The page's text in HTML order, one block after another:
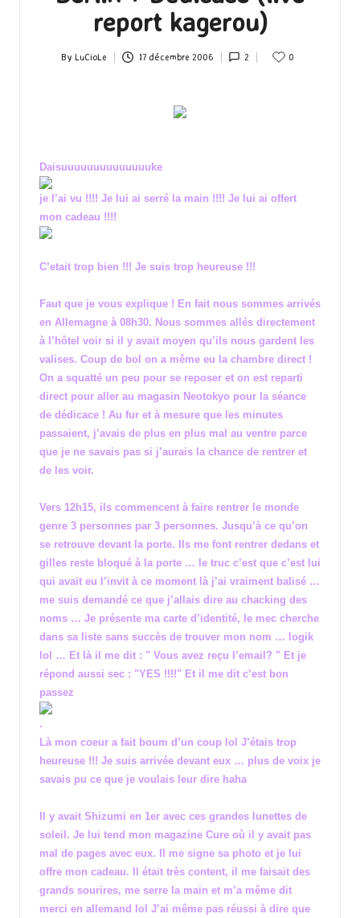
report kagerou)
Posted
By LuCioLe 17 décembre 2006 2 0
Daisuuuuuuuuuuuuuuke
je l’ai vu !!!! Je lui ai serré la main !!!! Je lui ai offert
mon cadeau !!!!
C’etait trop bien !!! Je suis trop heureuse !!!
Faut que je vous explique ! En fait nous sommes arrivés
en Allemagne à 08h30. Nous sommes allés directement
à l’hôtel voir si il y avait moyen qu’ils nous gardent les
valises. Coup de bol on a même eu la chambre direct !
On a squatté un peu pour se reposer et on est reparti
direct pour aller au magasin Neotokyo pour la séance
de dédicace ! Au fur et à mesure que les minutes
passaient, j’avais de plus en plus mal au ventre parce
que je ne savais pas si j’aurais la chance de rentrer et
de les voir.
Vers 12h15, ils commencent à faire rentrer le monde
genre 3 personnes par 3 personnes. Jusqu’à ce qu’on
se retrouve devant la porte. Ils me font rentrer dedans et
gilles reste bloqué à la porte … le truc c’est que c’est lui
qui avait eu l’invit à ce moment là j’ai vraiment balisé …
me suis demandé ce que j’allais dire au chacking des
noms … Je présente ma carte d’identité, le mec cherche
dans sa liste sans succès de trouver mon nom … logik
lol … Et là il me dit : " Vous avez reçu l’email? " Et je
répond aussi sec : "YES !!!!" Et il me dit c’est bon
passez
.
Là mon coeur a fait boum d’un coup lol J’étais trop
heureuse !!! Je suis arrivée devant eux … plus de voix je
savais pu ce que je voulais leur dire haha
Il y avait Shizumi en 1er avec ces grandes lunettes de
soleil. Je lui tend mon magazine Cure où il y avait pas
mal de pages avec eux. Il me signe sa photo et je lui
offre mon cadeau. Il était très content, il me faisait des
grands sourires, me serre la main et m’a même dit
merci en allemand lol J’ai même pas réussi à dire que